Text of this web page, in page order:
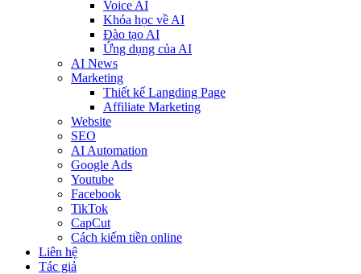
Voice AI
Khóa học về AI
Đào tạo AI
Ứng dụng của AI
AI News
Marketing
Thiết kế Langding Page
Affiliate Marketing
Website
SEO
AI Automation
Google Ads
Youtube
Facebook
TikTok
CapCut
Cách kiếm tiền online
Liên hệ
Tác giả